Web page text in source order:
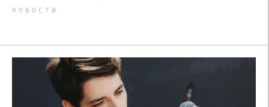
НОВОСТИ